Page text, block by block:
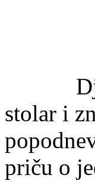
Djed
stolar i
priču o